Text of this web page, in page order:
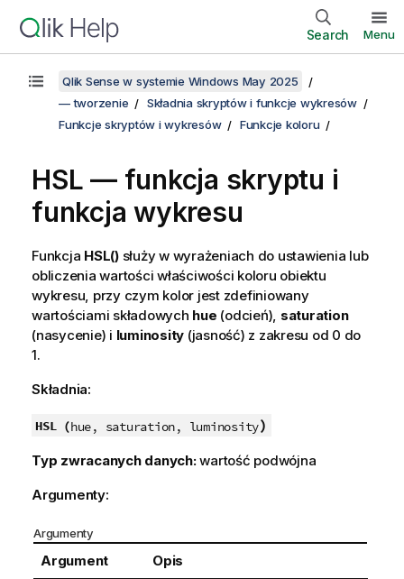
Search Menu
Qlik Sense w systemie Windows May 2025
— tworzenie
Składnia skryptów i funkcje wykresów
Funkcje skryptów i wykresów
Funkcje koloru
HSL — funkcja skryptu i
funkcja wykresu
Funkcja HSL()służy w wyrażeniach do ustawienia lub
obliczenia wartości właściwości koloru obiektu
wykresu, przy czym kolor jest zdefiniowany
wartościami składowych hue (odcień), saturation
(nasycenie) i luminosity (jasność) z zakresu od 0 do
1.
Składnia:
HSL (hue, saturation, luminosity)
Typ zwracanych danych:wartość podwójna
Argumenty:
Argumenty
Argument Opis